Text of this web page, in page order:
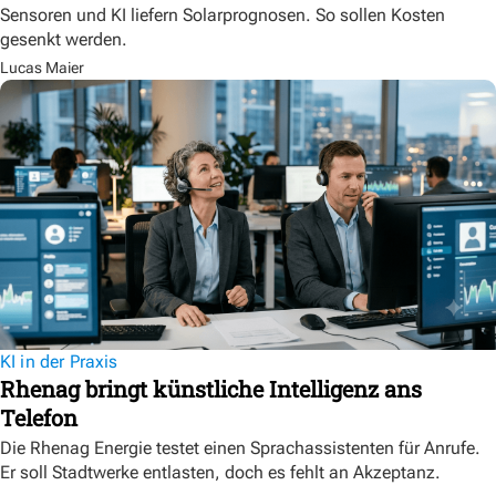
Sensoren und KI liefern Solarprognosen. So sollen Kosten
gesenkt werden.
Lucas Maier
KI in der Praxis
Rhenag bringt künstliche Intelligenz ans
Telefon
Die Rhenag Energie testet einen Sprachassistenten für Anrufe.
Er soll Stadtwerke entlasten, doch es fehlt an Akzeptanz.